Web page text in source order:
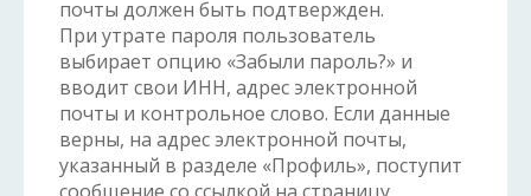
почты должен быть подтвержден.
При утрате пароля пользователь
выбирает опцию «Забыли пароль?» и
вводит свои ИНН, адрес электронной
почты и контрольное слово. Если данные
верны, на адрес электронной почты,
указанный в разделе «Профиль», поступит